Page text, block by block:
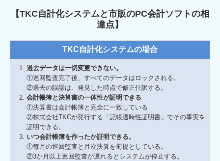
【TKC自計化システムと市販のPC会計ソフトの相
違点】
TKC自計化システムの場合
過去データは一切変更できない。
①巡回監査完了後、すべてのデータはロックされる。
②過去の誤謬は、発見した時点で修正仕訳する。
会計帳簿と決算書の一体性が証明できる
①決算書は会計帳簿と完全に一致している
②株式会社TKCが発行する「記帳適時性証明書」でその事実を
証明できる。
いつ会計帳簿を作ったか証明できる。
①毎月の巡回監査と月次決算を前提としている。
②3か月以上巡回監査が遅れるとシステムが停止する。